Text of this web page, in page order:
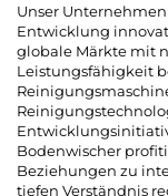
Unser
Entwicklung
globale Märkte mit
Leistungsfähigkeit
Bodenwischer
Beziehungen zu
tiefen Verständnis